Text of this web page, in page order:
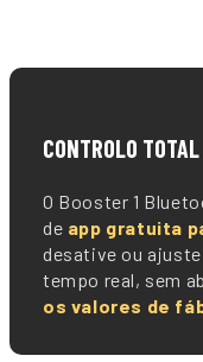
CONTROLO
O Booster 1
de app gratuita
desative ou
tempo real, sem
os valores de